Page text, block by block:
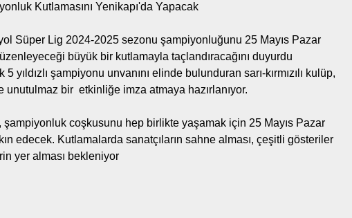
Kutlamasını Yenikapı'da Yapacak
Süper Lig 2024-2025 sezonu şampiyonluğunu 25 Mayıs Pazar
büyük bir kutlamayla taçlandıracağını duyurdu
yıldızlı şampiyonu unvanını elinde bulunduran sarı-kırmızılı kulüp,
unutulmaz bir etkinliğe imza atmaya hazırlanıyor.
şampiyonluk coşkusunu hep birlikte yaşamak için 25 Mayıs Pazar
edecek. Kutlamalarda sanatçıların sahne alması, çeşitli gösteriler
yer alması bekleniyor